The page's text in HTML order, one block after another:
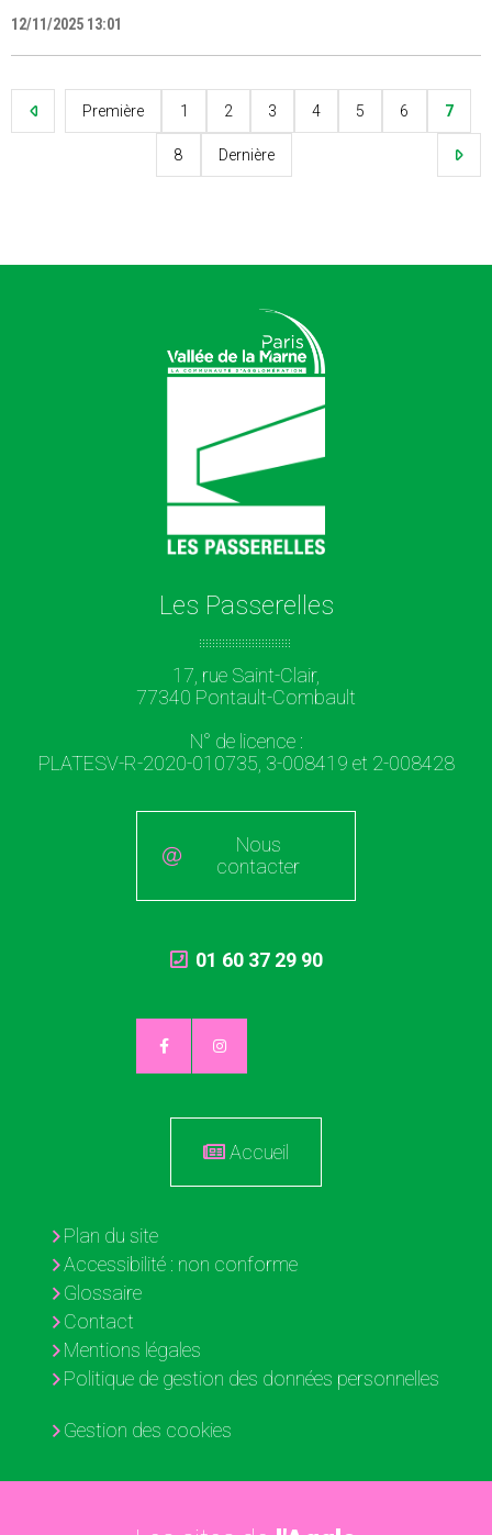
12/11/2025 13:01
Première 1 2 3 4 5 6 7
8 Dernière
Les Passerelles
17, rue Saint-Clair,
77340 Pontault-Combault
N° de licence :
PLATESV-R-2020-010735, 3-008419 et 2-008428
Nous
contacter
01 60 37 29 90
Accueil
Plan du site
Accessibilité : non conforme
Glossaire
Contact
Mentions légales
Politique de gestion des données personnelles
Gestion des cookies